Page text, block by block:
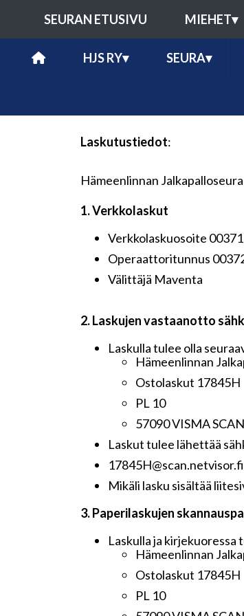
SEURAN ETUSIVU MIEHET▾
HJS RY▾ SEURA▾
Laskutustiedot:
Hämeenlinnan
1. Verkkolaskut
Verkkolaskuosoite
Operaattoritunnus
Välittäjä Maventa
2. Laskujen vastaanotto
Laskulla tulee olla
Hämeenlinnan
Ostolaskut 17845H
PL 10
57090 VISMA SCAN
Laskut tulee lähettää
17845H@scan.netvisor.fi
Mikäli lasku sisältää
3. Paperilaskujen
Laskulla ja
Hämeenlinnan
Ostolaskut 17845H
PL 10